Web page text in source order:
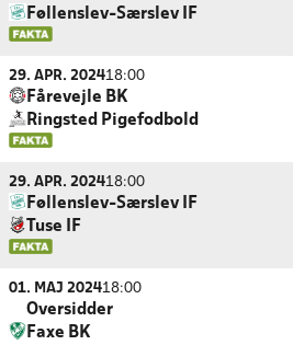
Føllenslev-Særslev IF
29. APR. 202418:00
Fårevejle BK
Ringsted Pigefodbold
29. APR. 202418:00
Føllenslev-Særslev IF
Tuse IF
01. MAJ 202418:00
Oversidder
Faxe BK